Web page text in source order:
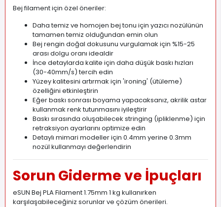
Bej filament için özel öneriler:
Daha temiz ve homojen bej tonu için yazıcı nozülünün
tamamen temiz olduğundan emin olun
Bej rengin doğal dokusunu vurgulamak için %15-25
arası dolgu oranı idealdir
İnce detaylarda kalite için daha düşük baskı hızları
(30-40mm/s) tercih edin
Yüzey kalitesini artırmak için 'ironing' (ütüleme)
özelliğini etkinleştirin
Eğer baskı sonrası boyama yapacaksanız, akrilik astar
kullanmak renk tutunmasını iyileştirir
Baskı sırasında oluşabilecek stringing (ipliklenme) için
retraksiyon ayarlarını optimize edin
Detaylı mimari modeller için 0.4mm yerine 0.3mm
nozül kullanmayı değerlendirin
Sorun Giderme ve İpuçları
eSUN Bej PLA Filament 1.75mm 1 kg kullanırken
karşılaşabileceğiniz sorunlar ve çözüm önerileri.